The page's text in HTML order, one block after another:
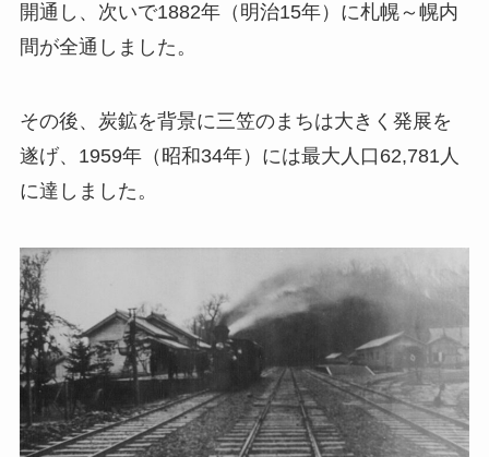
開通し、次いで1882年（明治15年）に札幌～幌内
間が全通しました。
その後、炭鉱を背景に三笠のまちは大きく発展を
遂げ、1959年（昭和34年）には最大人口62,781人
に達しました。